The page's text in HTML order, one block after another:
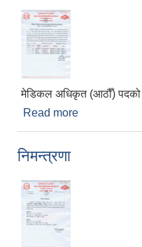
मेडिकल अधिकृत (आठौँ) पदको
Read more
निमन्त्रणा